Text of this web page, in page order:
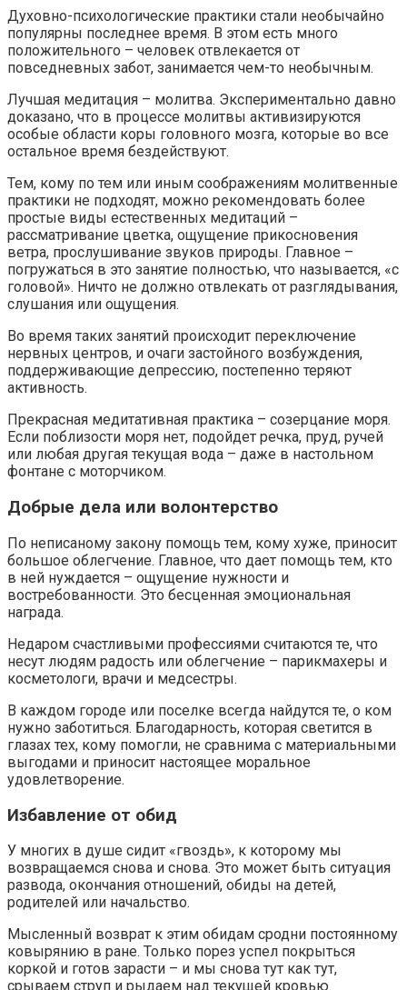
Духовно-психологические практики стали необычайно
популярны последнее время. В этом есть много
положительного – человек отвлекается от
повседневных забот, занимается чем-то необычным.
Лучшая медитация – молитва. Экспериментально давно
доказано, что в процессе молитвы активизируются
особые области коры головного мозга, которые во все
остальное время бездействуют.
Тем, кому по тем или иным соображениям молитвенные
практики не подходят, можно рекомендовать более
простые виды естественных медитаций –
рассматривание цветка, ощущение прикосновения
ветра, прослушивание звуков природы. Главное –
погружаться в это занятие полностью, что называется, «с
головой». Ничто не должно отвлекать от разглядывания,
слушания или ощущения.
Во время таких занятий происходит переключение
нервных центров, и очаги застойного возбуждения,
поддерживающие депрессию, постепенно теряют
активность.
Прекрасная медитативная практика – созерцание моря.
Если поблизости моря нет, подойдет речка, пруд, ручей
или любая другая текущая вода – даже в настольном
фонтане с моторчиком.
Добрые дела или волонтерство
По неписаному закону помощь тем, кому хуже, приносит
большое облегчение. Главное, что дает помощь тем, кто
в ней нуждается – ощущение нужности и
востребованности. Это бесценная эмоциональная
награда.
Недаром счастливыми профессиями считаются те, что
несут людям радость или облегчение – парикмахеры и
косметологи, врачи и медсестры.
В каждом городе или поселке всегда найдутся те, о ком
нужно заботиться. Благодарность, которая светится в
глазах тех, кому помогли, не сравнима с материальными
выгодами и приносит настоящее моральное
удовлетворение.
Избавление от обид
У многих в душе сидит «гвоздь», к которому мы
возвращаемся снова и снова. Это может быть ситуация
развода, окончания отношений, обиды на детей,
родителей или начальство.
Мысленный возврат к этим обидам сродни постоянному
ковырянию в ране. Только порез успел покрыться
коркой и готов зарасти – и мы снова тут как тут,
срываем струп и рыдаем над текущей кровью.